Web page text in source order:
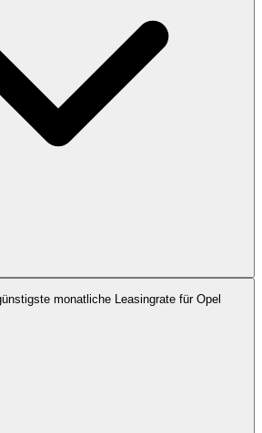
monatliche Leasingrate für Opel